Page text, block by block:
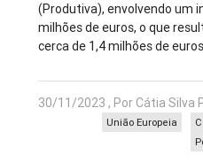
(Produtiva), envolvendo um
milhões de euros, o que
cerca de 1,4 milhões de
30/11/2023 , Por Cátia Silva
União Europeia